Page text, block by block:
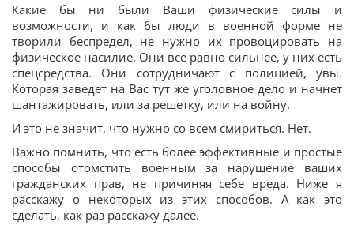
Какие бы ни были Ваши физические силы и
возможности, и как бы люди в военной форме не
творили беспредел, не нужно их провоцировать на
физическое насилие. Они все равно сильнее, у них есть
спецсредства. Они сотрудничают с полицией, увы.
Которая заведет на Вас тут же уголовное дело и начнет
шантажировать, или за решетку, или на войну.
И это не значит, что нужно со всем смириться. Нет.
Важно помнить, что есть более эффективные и простые
способы отомстить военным за нарушение ваших
гражданских прав, не причиняя себе вреда. Ниже я
расскажу о некоторых из этих способов. А как это
сделать, как раз расскажу далее.